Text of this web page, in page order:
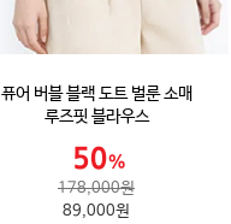
퓨어 버블 블랙 도트 벌룬 소매
루즈핏 블라우스
178,000원
89,000원